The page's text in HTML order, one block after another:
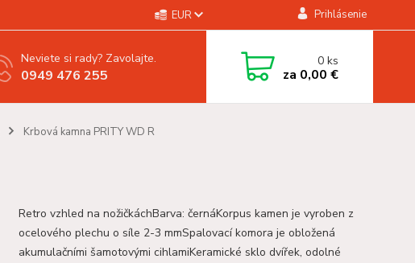
EUR Prihlásenie
Neviete si rady? Zavolajte.
0949 476 255
0ks
za 0,00 €
Krbová kamna PRITY WD R
Retro vzhled na nožičkáchBarva: černáKorpus kamen je vyroben z
ocelového plechu o síle 2-3 mmSpalovací komora je obložená
akumulačními šamotovými cihlamiKeramické sklo dvířek, odolné